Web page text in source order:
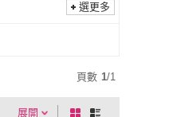
選更多
頁數 1/1
展開
棋